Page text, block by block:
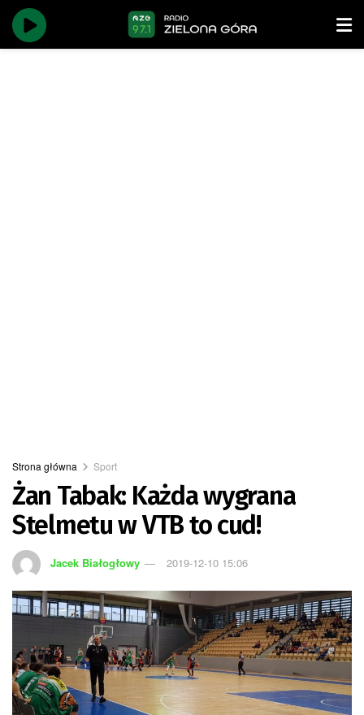
Strona główna Sport
Żan Tabak: Każda wygrana
Stelmetu w VTB to cud!
Jacek Białogłowy 2019-12-10 15:06